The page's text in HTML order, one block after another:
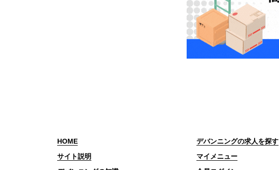
HOME
サイト説明
デバンニングの求人を探す
マイメニュー